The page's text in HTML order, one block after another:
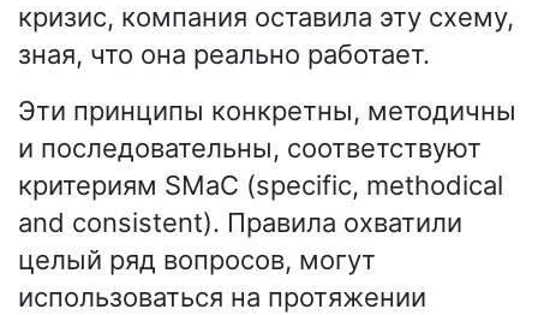
кризис, компания оставила эту схему,
зная, что она реально работает.
Эти принципы конкретны, методичны
и последовательны, соответствуют
критериям SMaC (specific, methodical
and consistent). Правила охватили
целый ряд вопросов, могут
использоваться на протяжении